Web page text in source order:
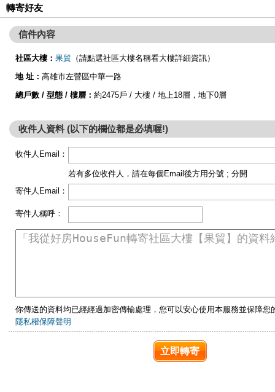
轉寄好友
信件內容
社區大樓： 果貿 （請點選社區大樓名稱看大樓詳細資訊）
地 址： 高雄市左營區中華一路
總戶數 / 型態 / 樓層： 約2475戶 / 大樓 / 地上18層，地下0層
收件人資料 (以下的欄位都是必填喔!)
收件人Email：
若有多位收件人，請在每個Email後方用分號 ; 分開
寄件人Email：
寄件人稱呼：
你傳送的資料均已經經過加密傳輸處理，您可以安心使用本服務並保障您
隱私權保障聲明
立即轉寄